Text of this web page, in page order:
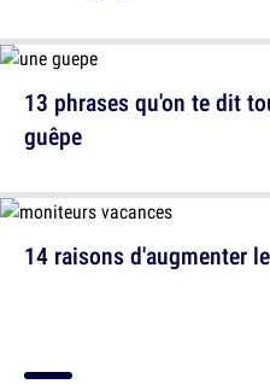
13 phrases qu'on te dit
guêpe
14 raisons d'augmenter